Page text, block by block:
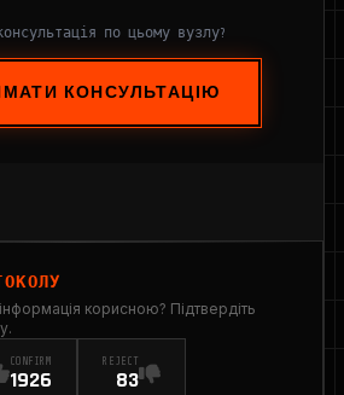
по цьому вузлу?
КОНСУЛЬТАЦІЮ
корисною? Підтвердіть
CONFIRM
1926
REJECT
83